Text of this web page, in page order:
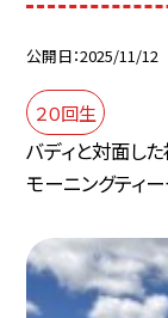
公開日 2025/11/12
２０回生
バディと対面し
モーニングティ